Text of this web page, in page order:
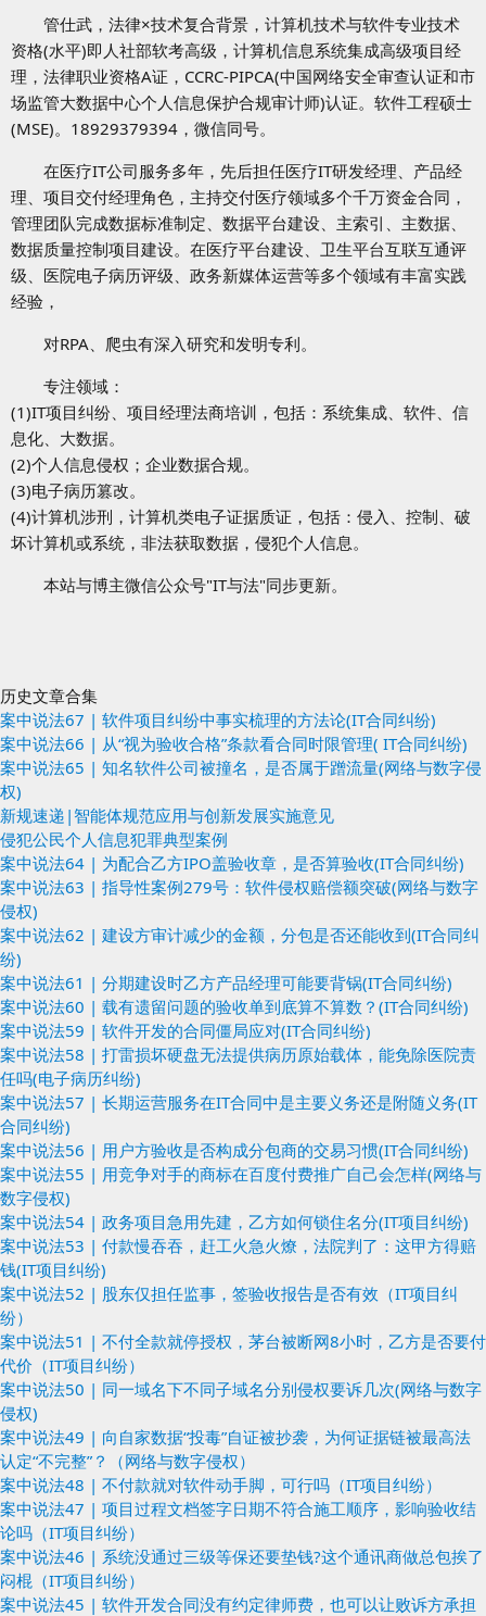
管仕武，法律×技术复合背景，计算机技术与软件专业技术
资格(水平)即人社部软考高级，计算机信息系统集成高级项目经
理，法律职业资格A证，CCRC-PIPCA(中国网络安全审查认证和市
场监管大数据中心个人信息保护合规审计师)认证。软件工程硕士
(MSE)。18929379394，微信同号。
在医疗IT公司服务多年，先后担任医疗IT研发经理、产品经
理、项目交付经理角色，主持交付医疗领域多个千万资金合同，
管理团队完成数据标准制定、数据平台建设、主索引、主数据、
数据质量控制项目建设。在医疗平台建设、卫生平台互联互通评
级、医院电子病历评级、政务新媒体运营等多个领域有丰富实践
经验，
对RPA、爬虫有深入研究和发明专利。
专注领域：
(1)IT项目纠纷、项目经理法商培训，包括：系统集成、软件、信
息化、大数据。
(2)个人信息侵权；企业数据合规。
(3)电子病历篡改。
(4)计算机涉刑，计算机类电子证据质证，包括：侵入、控制、破
坏计算机或系统，非法获取数据，侵犯个人信息。
本站与博主微信公众号"IT与法"同步更新。
历史文章合集
案中说法67 | 软件项目纠纷中事实梳理的方法论(IT合同纠纷)
案中说法66 | 从“视为验收合格”条款看合同时限管理( IT合同纠纷)
案中说法65 | 知名软件公司被撞名，是否属于蹭流量(网络与数字侵
权)
新规速递|智能体规范应用与创新发展实施意见
侵犯公民个人信息犯罪典型案例
案中说法64 | 为配合乙方IPO盖验收章，是否算验收(IT合同纠纷)
案中说法63 | 指导性案例279号：软件侵权赔偿额突破(网络与数字
侵权)
案中说法62 | 建设方审计减少的金额，分包是否还能收到(IT合同纠
纷)
案中说法61 | 分期建设时乙方产品经理可能要背锅(IT合同纠纷)
案中说法60 | 载有遗留问题的验收单到底算不算数？(IT合同纠纷)
案中说法59 | 软件开发的合同僵局应对(IT合同纠纷)
案中说法58 | 打雷损坏硬盘无法提供病历原始载体，能免除医院责
任吗(电子病历纠纷)
案中说法57 | 长期运营服务在IT合同中是主要义务还是附随义务(IT
合同纠纷)
案中说法56 | 用户方验收是否构成分包商的交易习惯(IT合同纠纷)
案中说法55 | 用竞争对手的商标在百度付费推广自己会怎样(网络与
数字侵权)
案中说法54 | 政务项目急用先建，乙方如何锁住名分(IT项目纠纷)
案中说法53 | 付款慢吞吞，赶工火急火燎，法院判了：这甲方得赔
钱(IT项目纠纷)
案中说法52 | 股东仅担任监事，签验收报告是否有效（IT项目纠
纷）
案中说法51 | 不付全款就停授权，茅台被断网8小时，乙方是否要付
代价（IT项目纠纷）
案中说法50 | 同一域名下不同子域名分别侵权要诉几次(网络与数字
侵权)
案中说法49 | 向自家数据“投毒”自证被抄袭，为何证据链被最高法
认定“不完整”？（网络与数字侵权）
案中说法48 | 不付款就对软件动手脚，可行吗（IT项目纠纷）
案中说法47 | 项目过程文档签字日期不符合施工顺序，影响验收结
论吗（IT项目纠纷）
案中说法46 | 系统没通过三级等保还要垫钱?这个通讯商做总包挨了
闷棍（IT项目纠纷）
案中说法45 | 软件开发合同没有约定律师费，也可以让败诉方承担